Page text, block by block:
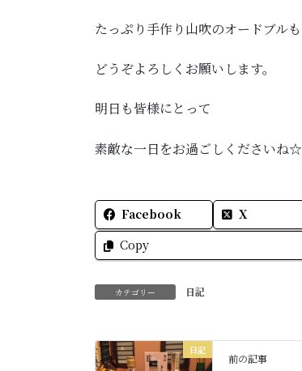
たっぷり手作り山吹のオードブルも
どうぞよろしくお願いします。
明日も皆様にとって
素敵な一日をお過ごしくださいね☆
Facebook X
Copy
カテゴリー 日記
日記
前の記事